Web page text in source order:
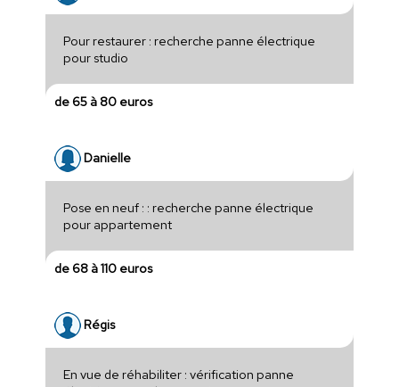
Pour restaurer : recherche panne électrique
pour studio
de 65 à 80 euros
Danielle
Pose en neuf : : recherche panne électrique
pour appartement
de 68 à 110 euros
Régis
En vue de réhabiliter : vérification panne